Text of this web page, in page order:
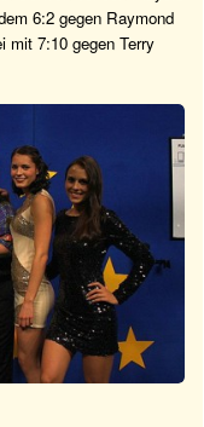
6:2 gegen Raymond
mit 7:10 gegen Terry